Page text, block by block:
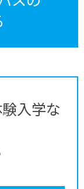
入学な